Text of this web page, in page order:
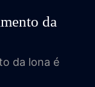
da
da lona é